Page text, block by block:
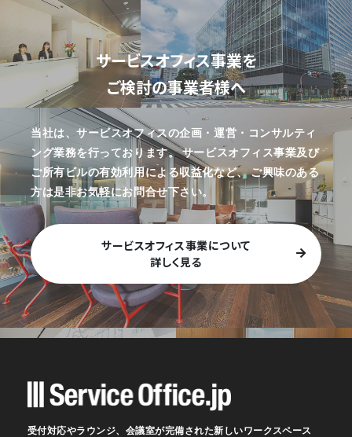
サービスオフィス事業を
ご検討の事業者様へ
当社は、サービスオフィスの企画・運営・コンサルティ
ング業務を行っております。サービスオフィス事業及び
ご所有ビルの有効利用による収益化など、ご興味のある
方は是非お気軽にお問合せ下さい。
サービスオフィス事業について
詳しく見る
受付対応やラウンジ、会議室が完備された新しいワークスペース